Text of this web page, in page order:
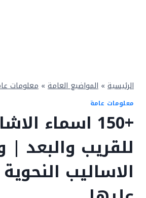
الرئيسية » المواضيع العامة » معلومات
معلومات عامة
+150 اسماء
للقريب والبعد
الاساليب